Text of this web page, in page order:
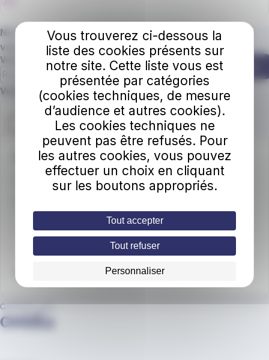
Ne manquez plus une miette de nos actus ! Abonnez
vous à la newsletter.
Votre adresse e-mail
S'abonner
Champ requis
Veuillez confirmer que vous n'êtes pas un robot.
Une question ?
: 04 79 88 01 56
Du lundi au vendredi: 8h30 – 12h30 / 13h30 – 18h
Le samedi: 8h30 – 12h30
Vous trouverez ci-dessous la
liste des cookies présents sur
notre site. Cette liste vous est
présentée par catégories
(cookies techniques, de mesure
d’audience et autres cookies).
Les cookies techniques ne
peuvent pas être refusés. Pour
les autres cookies, vous pouvez
effectuer un choix en cliquant
sur les boutons appropriés.
Tout accepter
Tout refuser
Personnaliser